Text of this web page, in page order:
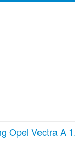
Opel Vectra A